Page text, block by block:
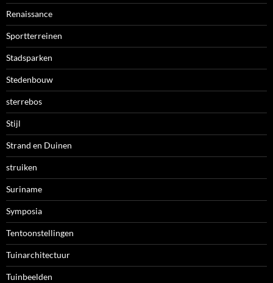
Renaissance
Sportterreinen
Stadsparken
Stedenbouw
sterrebos
Stijl
Strand en Duinen
struiken
Suriname
Symposia
Tentoonstellingen
Tuinarchitectuur
Tuinbeelden